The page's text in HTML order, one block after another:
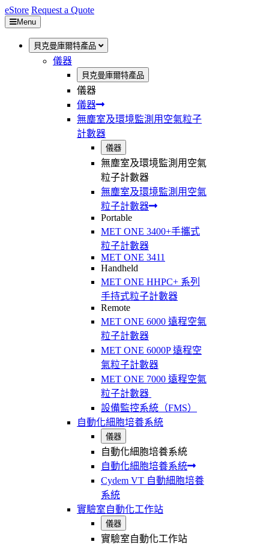
eStore Request a Quote
Menu
貝克曼庫爾特產品
儀器
貝克曼庫爾特產品
儀器
儀器
無塵室及環境監測用空氣粒子
計數器
儀器
無塵室及環境監測用空氣
粒子計數器
無塵室及環境監測用空氣
粒子計數器
Portable
MET ONE 3400+手攜式
粒子計數器
MET ONE 3411
Handheld
MET ONE HHPC+ 系列
手持式粒子計數器
Remote
MET ONE 6000 遠程空氣
粒子計數器
MET ONE 6000P 遠程空
氣粒子計數器
MET ONE 7000 遠程空氣
粒子計數器
設備監控系統（FMS）
自動化細胞培養系統
儀器
自動化細胞培養系統
自動化細胞培養系統
Cydem VT 自動細胞培養
系統
實驗室自動化工作站
儀器
實驗室自動化工作站